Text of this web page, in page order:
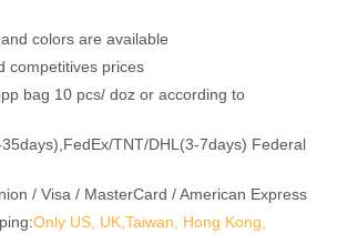
colors are available
competitives prices
bag 10 pcs/ doz or according to
TNT/DHL(3-7days) Federal
/ Visa / MasterCard / American Express
Only US, UK,Taiwan, Hong Kong,